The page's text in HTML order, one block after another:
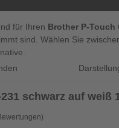
für Ihren Brother P-Touch
sind. Wählen Sie
schwarz auf weiß